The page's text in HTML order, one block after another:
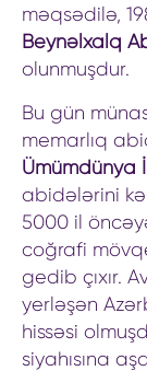
məqsədilə,
Beynəlxalq
olunmuşdur.
Bu gün
memarlıq
Ümümdünya
abidələrini
5000 il
coğrafi
gedib çıxır.
yerləşən
hissəsi
siyahısına